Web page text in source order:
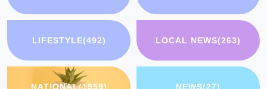
LIFESTYLE(492) LOCAL NEWS(263)
NATIONAL(1959) NEWS(27)